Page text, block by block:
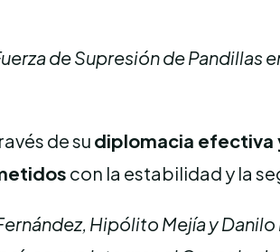
de Supresión de
de su diplomacia efectiva
con la estabilidad y la
Hipólito Mejía y